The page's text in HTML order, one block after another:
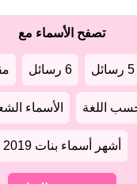
تصفح الأسماء مع
5 رسائل 6 رسائل
اللغة الأسماء
أشهر أسماء بنات 2019